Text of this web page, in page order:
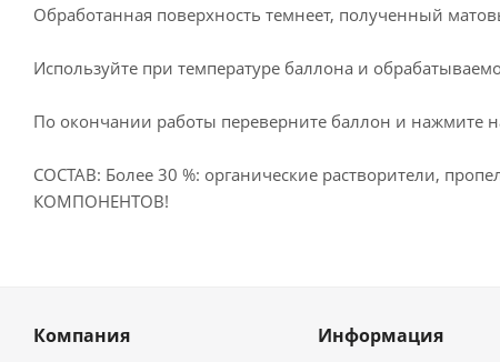
Обработанная поверхность темнеет, полученный
Используйте при температуре баллона и
По окончании работы переверните баллон и нажмите
СОСТАВ: Более 30 %: органические растворители,
КОМПОНЕНТОВ!
Компания Информация